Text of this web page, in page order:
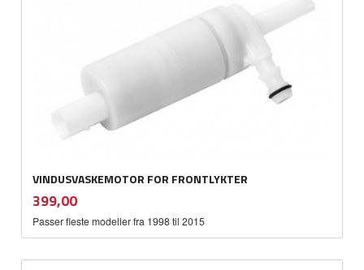
VINDUSVASKEMOTOR FOR FRONTLYKTER
Pris
399,00mva.
Passer fleste modeller fra 1998 til 2015